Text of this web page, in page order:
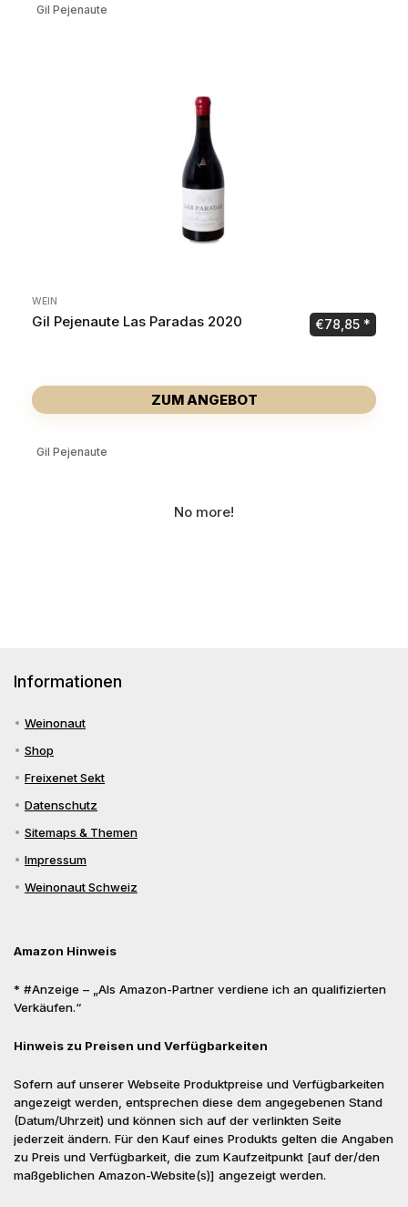
Gil Pejenaute
WEIN
Gil Pejenaute Las Paradas 2020 €78,85
ZUM ANGEBOT
Gil Pejenaute
No more!
Informationen
Weinonaut
Shop
Freixenet Sekt
Datenschutz
Sitemaps & Themen
Impressum
Weinonaut Schweiz
Amazon Hinweis
* #Anzeige – „Als Amazon-Partner verdiene ich an qualifizierten
Verkäufen.“
Hinweis zu Preisen und Verfügbarkeiten
Sofern auf unserer Webseite Produktpreise und Verfügbarkeiten
angezeigt werden, entsprechen diese dem angegebenen Stand
(Datum/Uhrzeit) und können sich auf der verlinkten Seite
jederzeit ändern. Für den Kauf eines Produkts gelten die Angaben
zu Preis und Verfügbarkeit, die zum Kaufzeitpunkt [auf der/den
maßgeblichen Amazon-Website(s)] angezeigt werden.